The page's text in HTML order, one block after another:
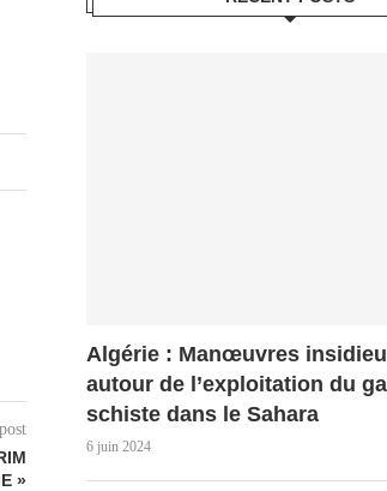
»
Algérie : Manœuvres
autour de l’exploitation du
schiste dans le Sahara
6 juin 2024